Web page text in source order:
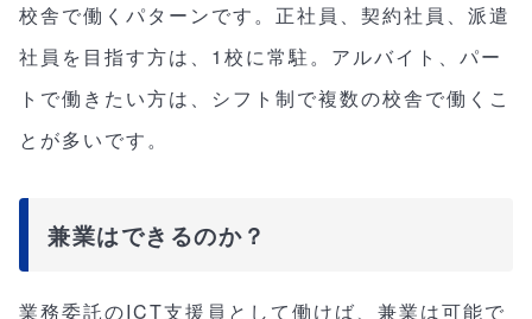
校舎で働くパターンです。正社員、契約社員、派遣
社員を目指す方は、1校に常駐。アルバイト、パー
トで働きたい方は、シフト制で複数の校舎で働くこ
とが多いです。
兼業はできるのか？
業務委託のICT支援員として働けば、兼業は可能で